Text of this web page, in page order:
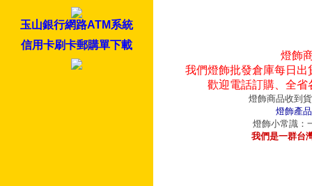
玉山銀行網路ATM系統
信用卡刷卡郵購單下載
燈飾
我們燈飾批發倉庫每日
歡迎電話訂購、全
燈飾商品收到
燈飾產
燈飾小常識：
我們是一群台